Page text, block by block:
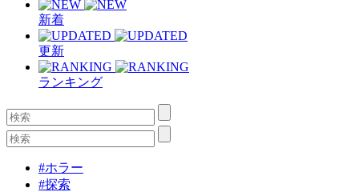
新着
更新
ランキング
#ホラー
#探索